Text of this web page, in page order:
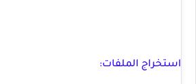
استخراج الملفات: